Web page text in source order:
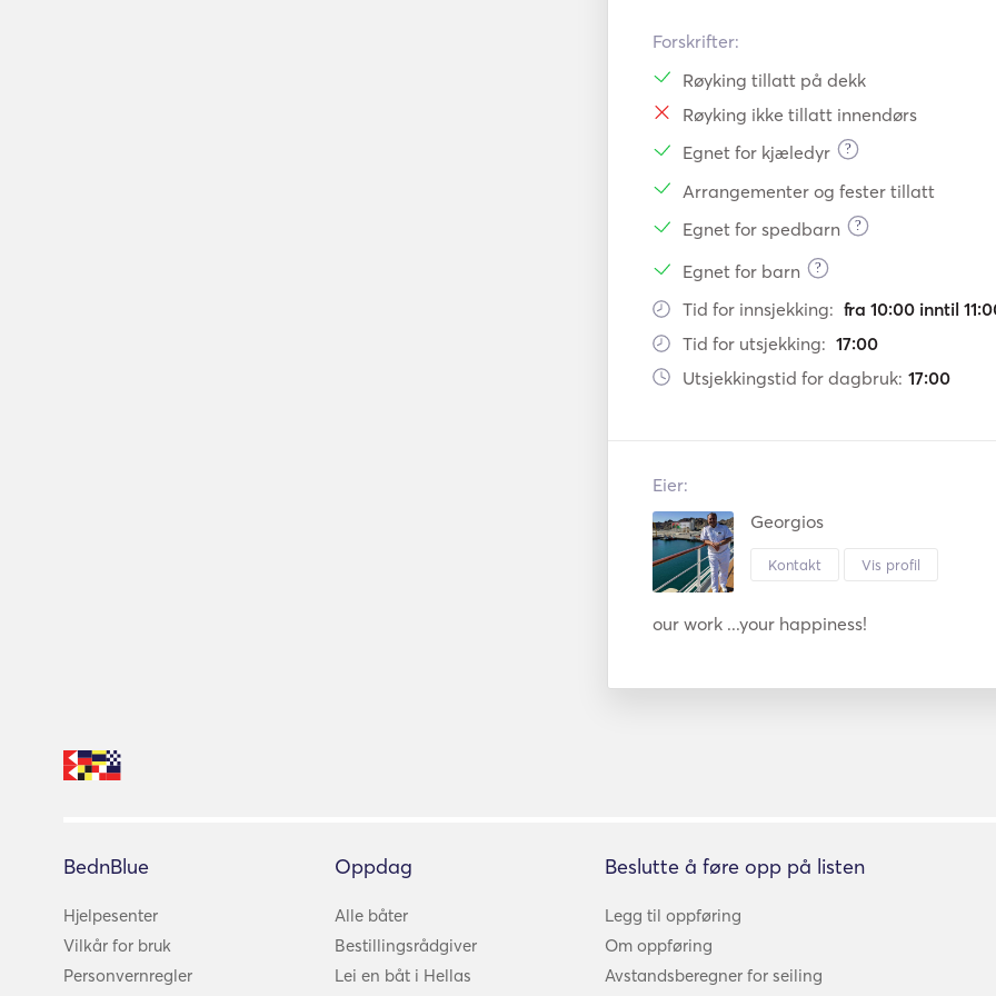
Forskrifter:
Røyking tillatt på dekk
Røyking ikke tillatt innendørs
Egnet for kjæledyr
?
Arrangementer og fester tillatt
Egnet for spedbarn
?
Egnet for barn ?
Tid for innsjekking: fra 10:00 inntil
Tid for utsjekking: 17:00
Utsjekkingstid for dagbruk: 17:00
Eier:
Georgios
Kontakt Vis profil
our work ...your happiness!
BednBlue
Hjelpesenter
Vilkår for bruk
Personvernregler
Oppdag
Alle båter
Bestillingsrådgiver
Lei en båt i Hellas
Beslutte å føre opp på listen
Legg til oppføring
Om oppføring
Avstandsberegner for seiling